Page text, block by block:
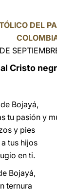
DEL
Cristo
Bojayá,
tu pasión y
y pies
tus hijos
en ti.
Bojayá,
ternura